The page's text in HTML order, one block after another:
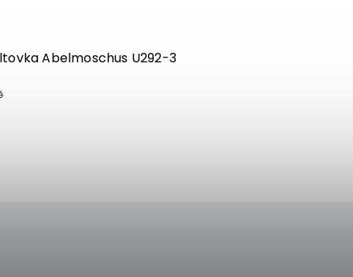
Abelmoschus U292-3